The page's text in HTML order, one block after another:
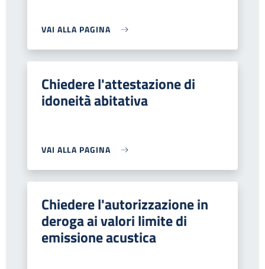
VAI ALLA PAGINA
Chiedere l'attestazione di
idoneità abitativa
VAI ALLA PAGINA
Chiedere l'autorizzazione in
deroga ai valori limite di
emissione acustica